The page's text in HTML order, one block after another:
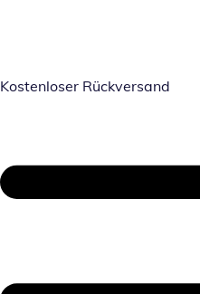
Kostenloser Rückversand